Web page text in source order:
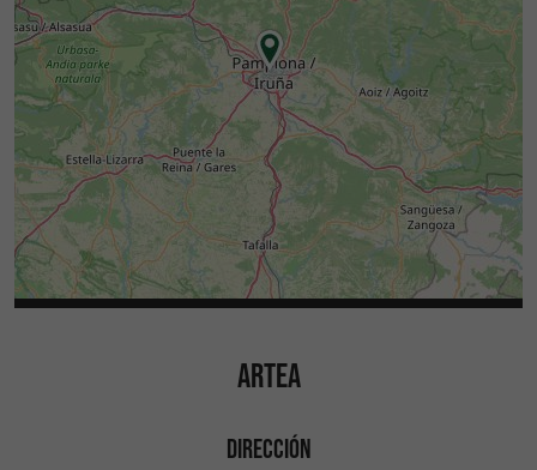
ARTEA
DIRECCIÓN